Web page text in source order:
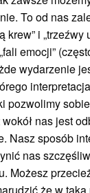
To od nas
krew” i „trzeźwy
emocji”
wydarzenie
pozwolimy
nas jest
Nasz sposób
nas
Możesz
że w